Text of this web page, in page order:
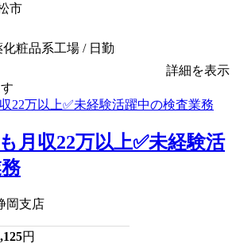
市
粧品系工場 / 日勤
詳細を表示
月収22万以上✅未経験活
岡支店
円